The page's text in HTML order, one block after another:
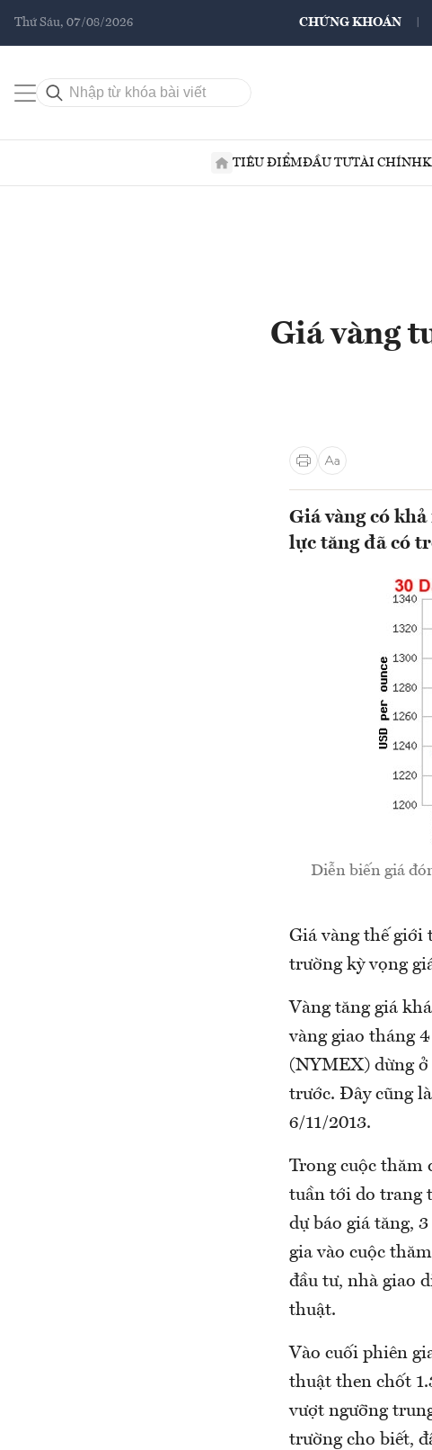
Thứ Sáu, 07/08/2026 CHỨNG KHOÁN
TIÊU ĐIỂMĐẦU TƯTÀI CHÍNH
Giá vàng
Giá vàng có
lực tăng đã có
Diễn biến giá
Giá vàng thế giới
trường kỳ vọng
Vàng tăng giá
vàng giao tháng
(NYMEX) dừng ở
trước. Đây cũng
6/11/2013.
Trong cuộc thăm
tuần tới do trang
dự báo giá tăng,
gia vào cuộc
đầu tư, nhà giao
thuật.
Vào cuối phiên
thuật then chốt
vượt ngưỡng
trường cho biết,